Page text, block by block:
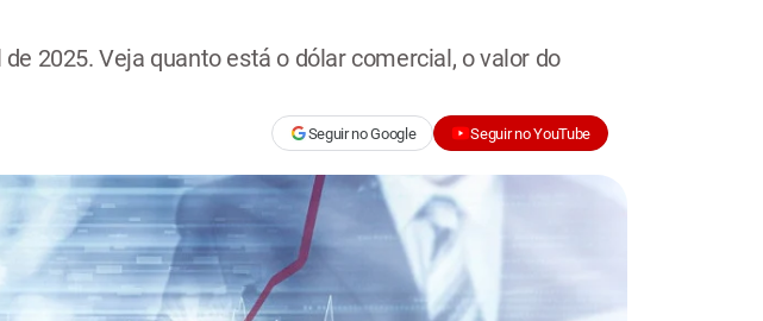
2025. Veja quanto está o dólar comercial, o valor do
Seguir no Google Seguir no YouTube